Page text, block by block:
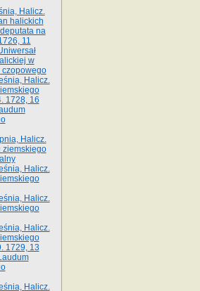
Halicz.
halickich
na
11
w
czopowego
Halicz.
1728, 16
Halicz.
ziemskiego
Halicz.
Halicz.
Halicz.
1729, 13
Halicz.